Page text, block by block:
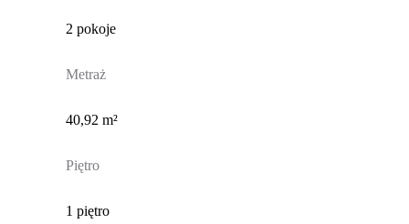
2 pokoje
Metraż
40,92 m²
Piętro
1 piętro